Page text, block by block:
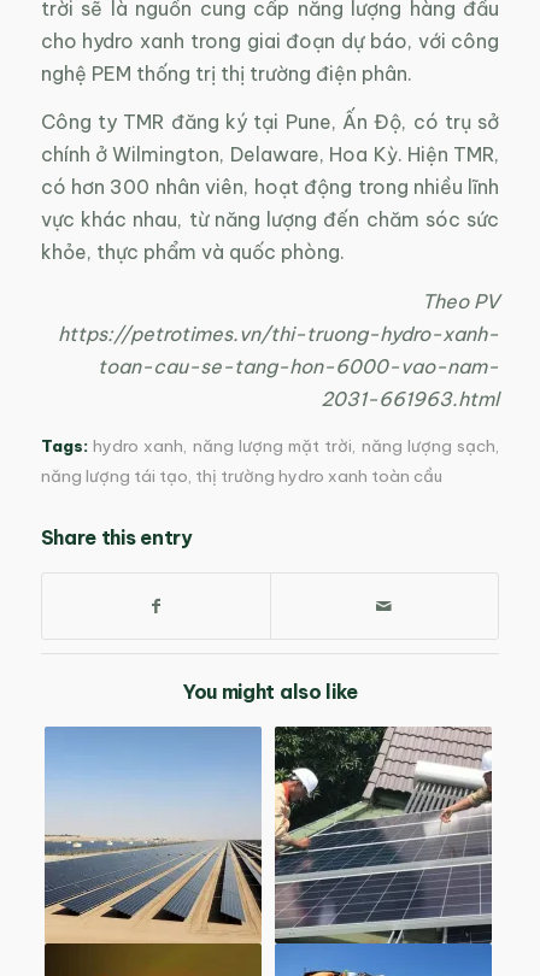
trời sẽ là nguồn cung cấp năng lượng hàng đầu
cho hydro xanh trong giai đoạn dự báo, với công
nghệ PEM thống trị thị trường điện phân.
Công ty TMR đăng ký tại Pune, Ấn Độ, có trụ sở
chính ở Wilmington, Delaware, Hoa Kỳ. Hiện TMR,
có hơn 300 nhân viên, hoạt động trong nhiều lĩnh
vực khác nhau, từ năng lượng đến chăm sóc sức
khỏe, thực phẩm và quốc phòng.
Theo PV
https://petrotimes.vn/thi-truong-hydro-xanh-
toan-cau-se-tang-hon-6000-vao-nam-
2031-661963.html
Tags: hydro xanh, năng lượng mặt trời, năng lượng sạch,
năng lượng tái tạo, thị trường hydro xanh toàn cầu
Share this entry
You might also like